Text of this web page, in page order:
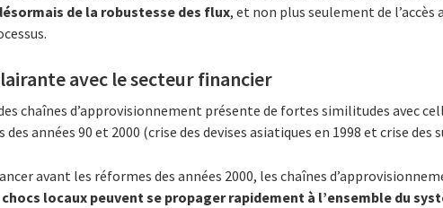
de la robustesse des flux, et non plus seulement de l’accès
avec le secteur financier
chaînes d’approvisionnement présente de fortes similitudes avec
des années 90 et 2000 (crise des devises asiatiques en 1998 et crise des
avant les réformes des années 2000, les chaînes
chocs locaux peuvent se propager rapidement à l’ensemble du